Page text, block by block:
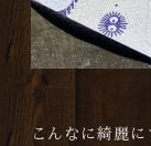
こんなに綺麗に